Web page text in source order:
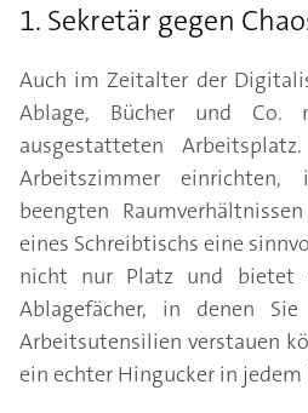
1. Sekretär gegen
Auch im Zeitalter der
Ablage, Bücher und
ausgestatteten
Arbeitszimmer einrichten,
beengten
eines Schreibtischs eine
nicht nur Platz und bietet
Ablagefächer, in denen
Arbeitsutensilien verstauen
ein echter Hingucker in jedem